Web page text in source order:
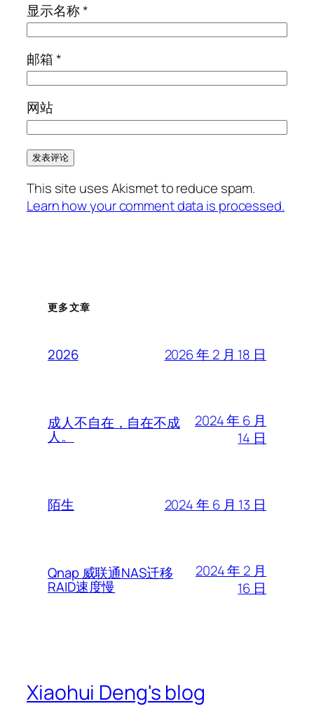
显示名称*
邮箱*
网站
This site uses Akismet to reduce spam.
Learn how your comment data is processed.
更多文章
2026 2026 年 2 月 18 日
成人不自在，自在不成
人。
2024 年 6 月
14 日
陌生 2024 年 6 月 13 日
Qnap 威联通NAS迁移
RAID速度慢
2024 年 2 月
16 日
Xiaohui Deng's blog